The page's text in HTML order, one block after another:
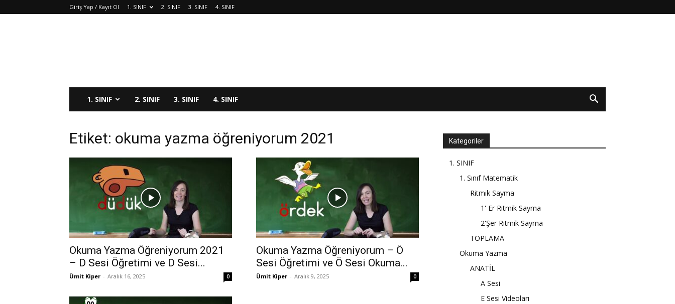
Giriş Yap / Kayıt Ol 1. SINIF 2. SINIF 3. SINIF 4. SINIF
1. SINIF 2. SINIF 3. SINIF 4. SINIF
Etiket: okuma yazma öğreniyorum 2021
Okuma Yazma Öğreniyorum 2021
– D Sesi Öğretimi ve D Sesi...
Ümit Kiper - Aralık 16, 2025 0
Okuma Yazma Öğreniyorum – Ö
Sesi Öğretimi ve Ö Sesi Okuma...
Ümit Kiper - Aralık 9, 2025 0
Kategoriler
1. SINIF
1. Sınıf Matematik
Ritmik Sayma
1' Er Ritmik Sayma
2'Şer Ritmik Sayma
TOPLAMA
Okuma Yazma
ANATİL
A Sesi
E Sesi Videoları